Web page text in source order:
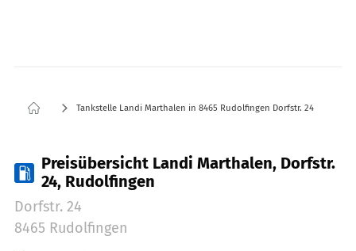
Tankstelle Landi Marthalen in 8465 Rudolfingen Dorfstr. 24
Preisübersicht Landi Marthalen, Dorfstr.
24, Rudolfingen
Dorfstr. 24
8465 Rudolfingen